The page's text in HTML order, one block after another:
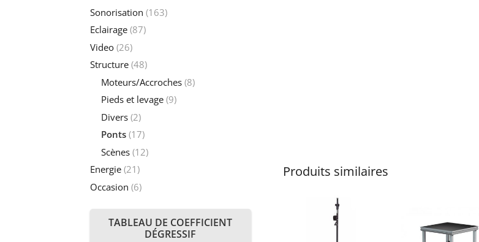
Produits similaires
Sonorisation (163)
Eclairage (87)
Video (26)
Structure (48)
Moteurs/Accroches (8)
Pieds et levage (9)
Divers (2)
Ponts (17)
Scènes (12)
Energie (21)
Occasion (6)
TABLEAU DE COEFFICIENT
DÉGRESSIF